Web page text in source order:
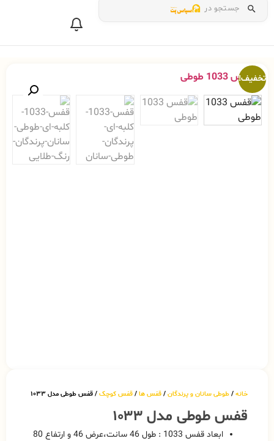
جستجو در
تخفیف!
خانه / طوطی سانان و پرندگان / قفس ها / قفس کوچک / قفس طوطی مدل ۱۰۳۳
قفس طوطی مدل ۱۰۳۳
ابعاد قفس 1033 : طول 46 سانت،عرض 46 و ارتفاع 80